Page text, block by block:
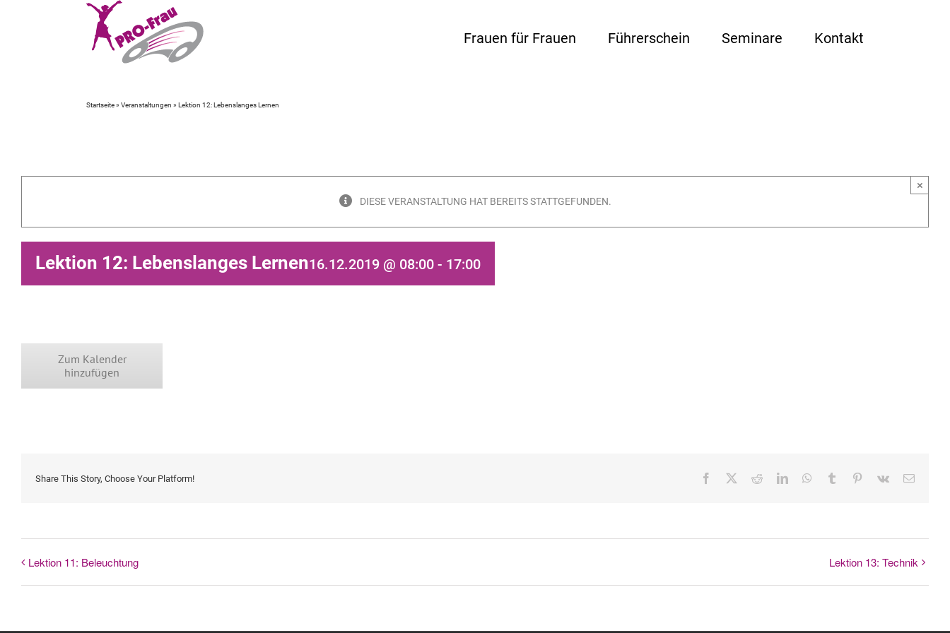
Frauen für Frauen Führerschein Seminare Kontakt
Startseite» Veranstaltungen » Lektion 12: Lebenslanges Lernen
DIESE VERANSTALTUNG HAT BEREITS STATTGEFUNDEN.
×
Lektion 12: Lebenslanges Lernen16.12.2019 @ 08:00 - 17:00
Zum Kalender
hinzufügen
Share This Story, Choose Your Platform! Facebook RedditLinkedInWhatsApp
Tumblr Pinterest
Vk
E-
Lektion 11: Beleuchtung Lektion 13: Technik